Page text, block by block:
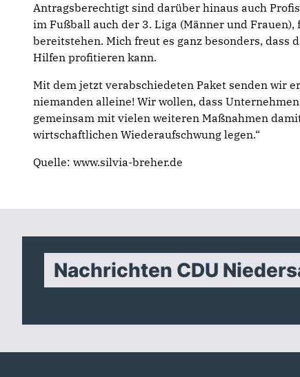
Antragsberechtigt sind darüber hinaus auch
im Fußball auch der 3. Liga (Männer und
bereitstehen. Mich freut es ganz besonders, dass
Hilfen profitieren kann.
Mit dem jetzt verabschiedeten Paket senden wir
niemanden alleine! Wir wollen, dass
gemeinsam mit vielen weiteren Maßnahmen
wirtschaftlichen Wiederaufschwung legen.“
Quelle: www.silvia-breher.de
Nachrichten CDU